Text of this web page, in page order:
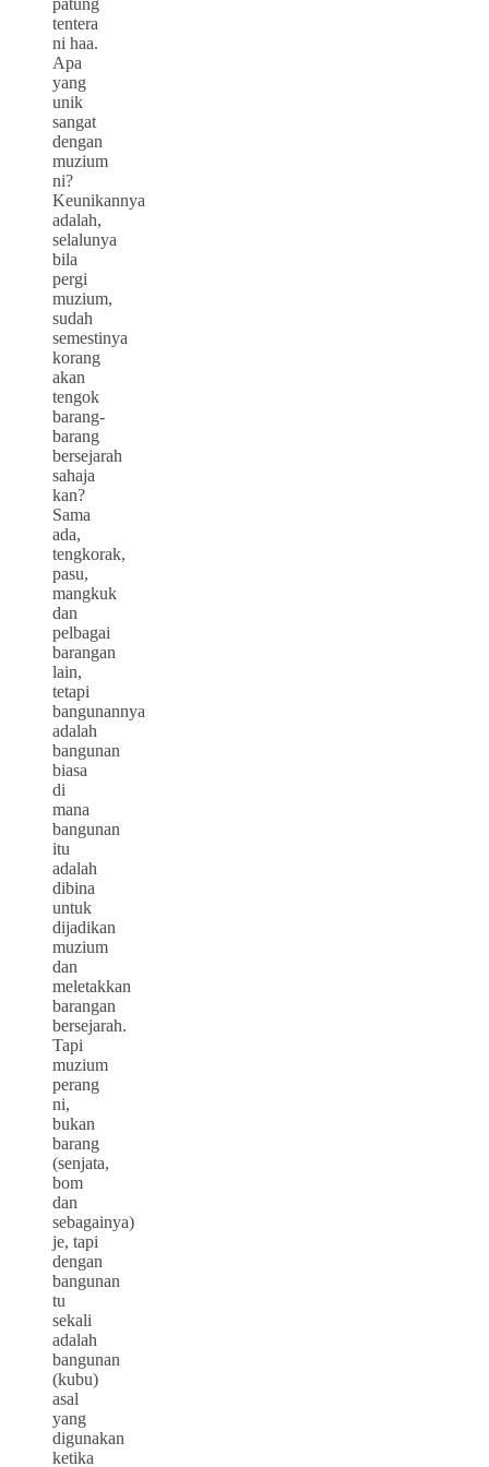
tentera
ni haa.
Apa
yang
unik
sangat
dengan
muzium
ni?
Keunikannya
adalah,
selalunya
bila
pergi
muzium,
sudah
semestinya
korang
akan
tengok
barang-
barang
bersejarah
sahaja
kan?
Sama
ada,
tengkorak,
pasu,
mangkuk
dan
pelbagai
barangan
lain,
tetapi
bangunannya
adalah
bangunan
biasa
di
mana
bangunan
itu
adalah
dibina
untuk
dijadikan
muzium
dan
meletakkan
barangan
bersejarah.
Tapi
muzium
perang
ni,
bukan
barang
(senjata,
bom
dan
sebagainya)
je, tapi
dengan
bangunan
tu
sekali
adalah
bangunan
(kubu)
asal
yang
digunakan
ketika